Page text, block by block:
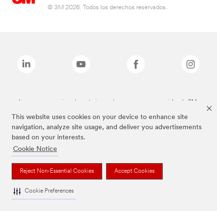
This website uses cookies on your device to enhance site
navigation, analyze site usage, and deliver you advertisements
based on your interests.
Cookie Notice
Reject Non-Essential Cookies Accept Cookies
Cookie Preferences
© 3M 2026. Todos los derechos reservados..
Las marcas mencionadas anteriormente son marcas comerciales de 3M.